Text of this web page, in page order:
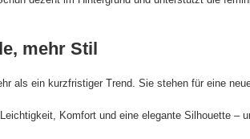
mehr Stil
als ein kurzfristiger Trend. Sie stehen für eine
Komfort und eine elegante Silhouette